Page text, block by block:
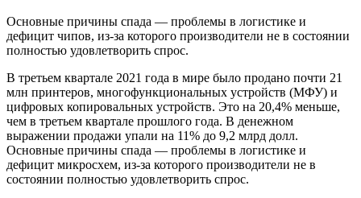
Основные причины спада — проблемы в логистике и
дефицит чипов, из-за которого производители не в состоянии
полностью удовлетворить спрос.
В третьем квартале 2021 года в мире было продано почти 21
млн принтеров, многофункциональных устройств (МФУ) и
цифровых копировальных устройств. Это на 20,4% меньше,
чем в третьем квартале прошлого года. В денежном
выражении продажи упали на 11% до 9,2 млрд долл.
Основные причины спада — проблемы в логистике и
дефицит микросхем, из-за которого производители не в
состоянии полностью удовлетворить спрос.